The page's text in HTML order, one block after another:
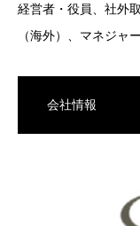
経営者・役員、社外
（海外）、マネジャ
会社情報